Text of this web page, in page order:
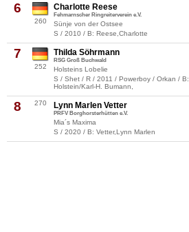
6
260
Charlotte Reese
Fehmarnscher Ringreiterverein e.V.
Sünje von der Ostsee
S / 2010 / B: Reese,Charlotte
7
252
Thilda Söhrmann
RSG Groß Buchwald
Holsteins Lobelie
S / Shet / R / 2011 / Powerboy / Orkan /
Holstein/Karl-H. Bumann,
8 270 Lynn Marlen Vetter
PRFV Borghorsterhütten e.V.
Mia´s Maxima
S / 2020 / B: Vetter,Lynn Marlen